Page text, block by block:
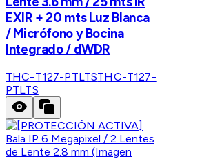
EXIR + 20 mts Luz Blanca
/ Micrófono y Bocina
Integrado / dWDR
THC-T127-PTLTSTHC-T127-
PTLTS